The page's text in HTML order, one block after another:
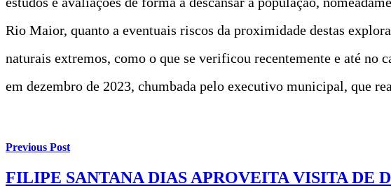
Rio Maior, quanto a eventuais riscos da proximidade destas
naturais extremos, como o que se verificou recentemente e até no
em dezembro de 2023, chumbada pelo executivo municipal, que
Previous Post
FILIPE SANTANA DIAS APROVEITA VISITA DE